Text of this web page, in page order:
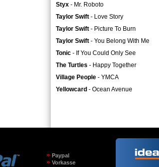
Styx - Mr. Roboto
Taylor Swift - Love Story
Taylor Swift - Picture To Burn
Taylor Swift - You Belong With Me
Tonic - If You Could Only See
The Turtles - Happy Together
Village People - YMCA
Yellowcard - Ocean Avenue
Paypal
Vorkasse